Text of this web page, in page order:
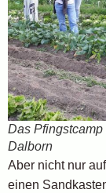
Das
Dalborn
Aber nicht nur
einen